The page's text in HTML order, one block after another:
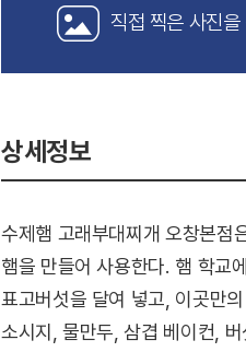
직접 찍은 사진
상세정보
수제햄 고래부대찌개 오창본점
햄을 만들어 사용한다. 햄 학교
표고버섯을 달여 넣고, 이곳만
소시지, 물만두, 삼겹 베이컨,